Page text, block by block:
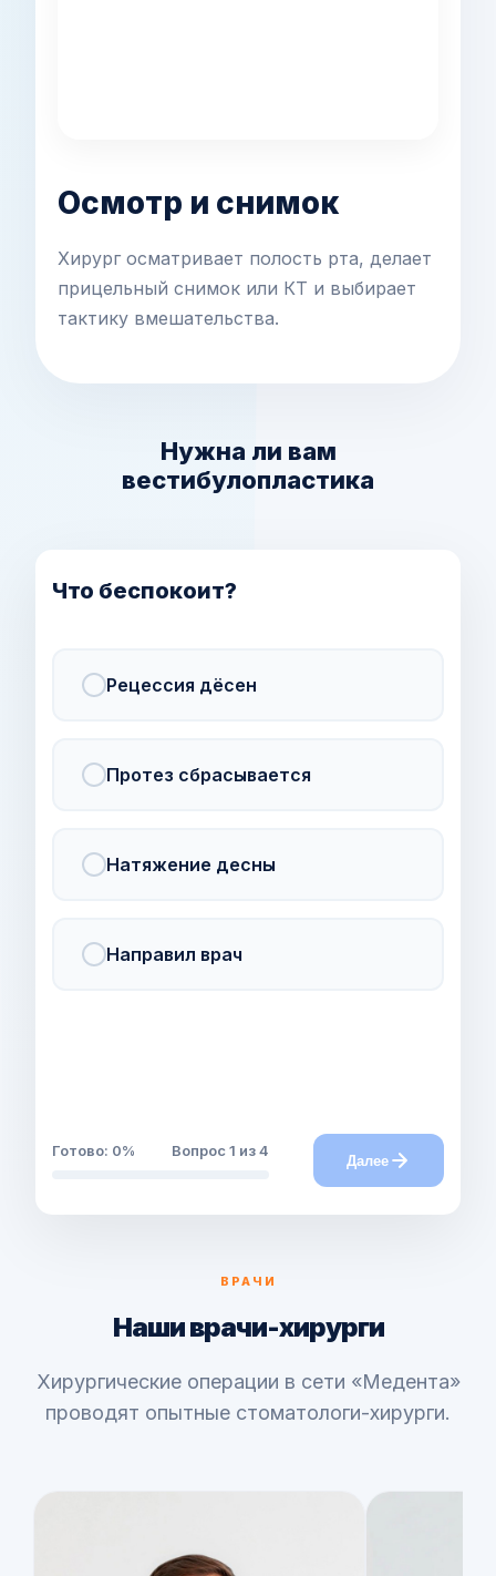
Осмотр и снимок
Хирург осматривает полость рта, делает
прицельный снимок или КТ и выбирает
тактику вмешательства.
Нужна ли вам
вестибулопластика
Что беспокоит?
Рецессия дёсен
Протез сбрасывается
Натяжение десны
Направил врач
Готово: 0% Вопрос1 из 4
Далее
ВРАЧИ
Наши врачи-хирурги
Хирургические операции в сети «Медента»
проводят опытные стоматологи-хирурги.